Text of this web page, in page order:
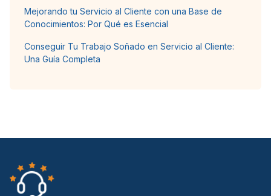
Mejorando tu Servicio al Cliente con una Base de
Conocimientos: Por Qué es Esencial
Conseguir Tu Trabajo Soñado en Servicio al Cliente:
Una Guía Completa